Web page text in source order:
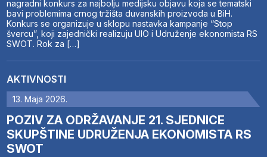
nagradni konkurs za najbolju medijsku objavu koja se tematski
bavi problemima crnog tržišta duvanskih proizvoda u BiH.
Konkurs se organizuje u sklopu nastavka kampanje “Stop
švercu”, koji zajednički realizuju UIO i Udruženje ekonomista RS
SWOT. Rok za […]
AKTIVNOSTI
13. Maja 2026.
POZIV ZA ODRŽAVANJE 21. SJEDNICE
SKUPŠTINE UDRUŽENJA EKONOMISTA RS
SWOT